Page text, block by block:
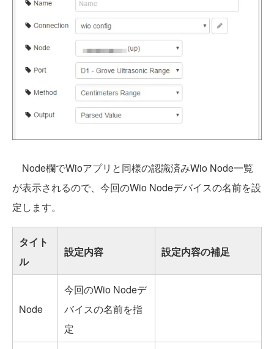
Node欄でWioアプリと同様の認識済みWio Node一覧
が表示されるので、今回のWio Nodeデバイスの名前を設
定します。
タイト
ル
設定内容 設定内容の補足
Node
今回のWio Nodeデ
バイスの名前を指
定